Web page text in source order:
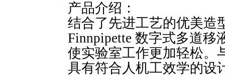
产品介绍：
结合了先进工艺的优美造
Finnpipette 数字式多道移
使实验室工作更加轻松。
具有符合人机工效学的设